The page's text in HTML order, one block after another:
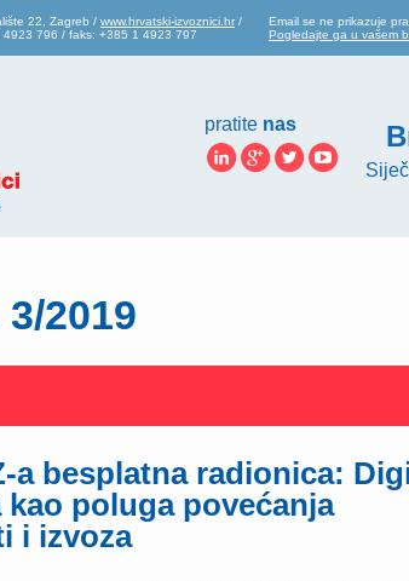
22, Zagreb / www.hrvatski-izvoznici.hr /
4923 796 / faks: +385 1 4923 797
Email se ne prikazuje
Pogledajte ga u vašem
pratite nas
2019
a besplatna radionica:
poluga povećanja
i izvoza